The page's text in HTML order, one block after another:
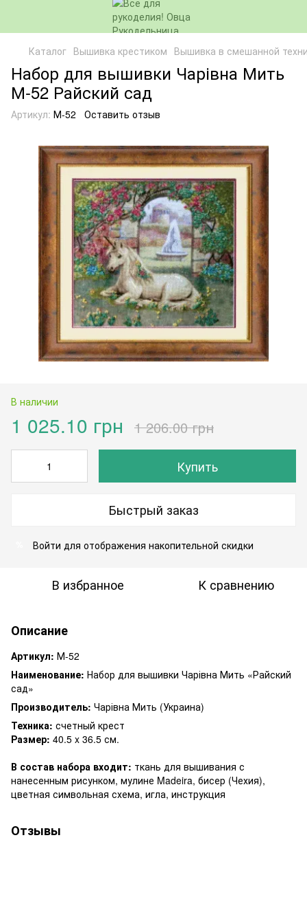
Каталог Вышивка крестиком Вышивка в смешанной
Набор для вышивки Чарівна Мить
М-52 Райский сад
Артикул: М-52 Оставить отзыв
В наличии
1 025.10 грн 1 206.00 грн
Купить
Быстрый заказ
Войти для отображения накопительной скидки
В избранное К сравнению
Описание
Артикул: М-52
Наименование: Набор для вышивки Чарівна Мить «Райский
сад»
Производитель: Чарівна Мить (Украина)
Техника: счетный крест
Размер: 40.5 x 36.5 см.
В состав набора входит: ткань для вышивания с
нанесенным рисунком, мулине Madeira, бисер (Чехия),
цветная символьная схема, игла, инструкция
Отзывы